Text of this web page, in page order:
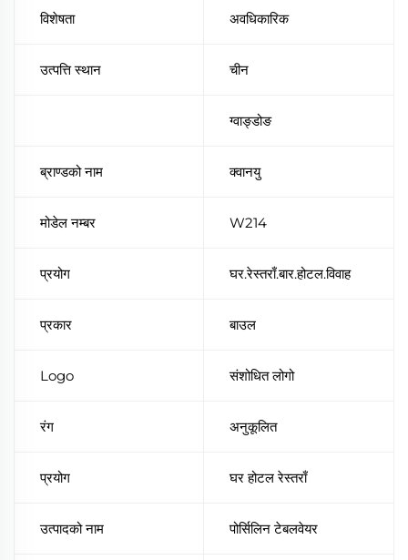
विशेषता अवधिकारिक
उत्पत्ति स्थान चीन
ग्वाङ्डोङ
ब्राण्डको नाम क्वानयु
मोडेल नम्बर W214
प्रयोग घर.रेस्तराँ.बार.होटल.विवाह
प्रकार बाउल
Logo संशोधित लोगो
रंग अनुकूलित
प्रयोग घर होटल रेस्तराँ
उत्पादको नाम पोर्सिलिन टेबलवेयर